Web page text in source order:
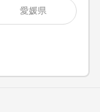
愛媛県